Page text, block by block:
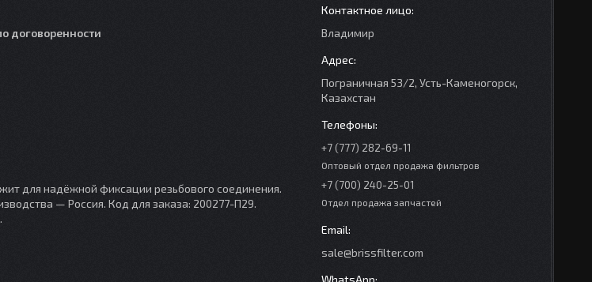
договоренности
для надёжной фиксации резьбового соединения.
— Россия. Код для заказа: 200277-П29.
Владимир
Пограничная 53/2, Усть-Каменогорск,
Казахстан
+7 (777) 282-69-11
Оптовый отдел продажа фильтров
+7 (700) 240-25-01
Отдел продажа запчастей
sale@brissfilter.com